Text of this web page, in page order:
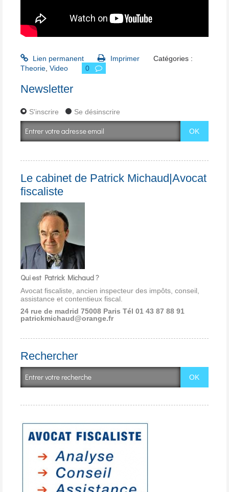
Lien permanent Imprimer
Catégories :
Theorie Video 0
Newsletter
S'inscrire Se désinscrire
Le cabinet de Patrick Michaud|Avocat
fiscaliste
Qui est Patrick Michaud ?
Avocat fiscaliste, ancien inspecteur des impôts, conseil,
assistance et contentieux fiscal.
24 rue de madrid 75008 Paris Tél 01 43 87 88 91
patrickmichaud@orange.fr
Rechercher